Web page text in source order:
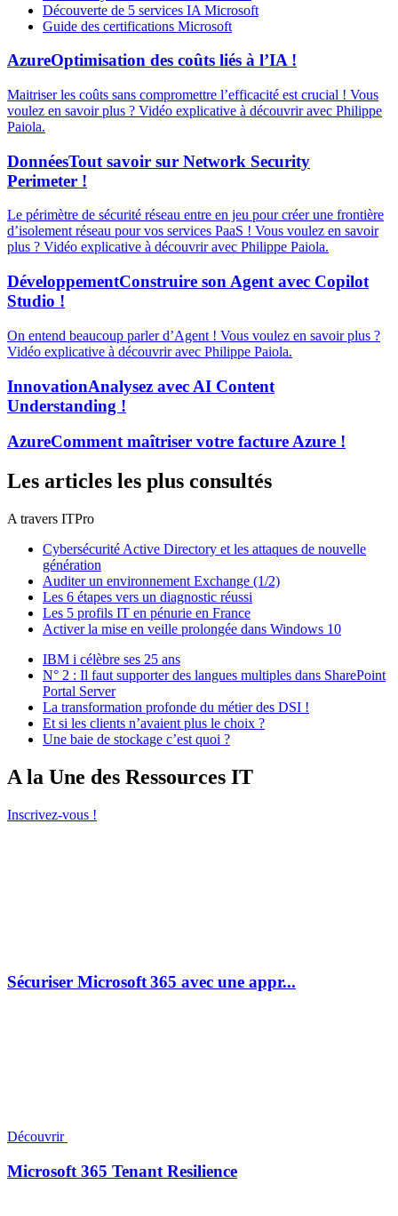
Découverte de 5 services IA Microsoft
Guide des certifications Microsoft
AzureOptimisation des coûts liés à l’IA !
Maitriser les coûts sans compromettre l’efficacité est crucial ! Vous
voulez en savoir plus ? Vidéo explicative à découvrir avec Philippe
Paiola.
DonnéesTout savoir sur Network Security
Perimeter !
Le périmètre de sécurité réseau entre en jeu pour créer une frontière
d’isolement réseau pour vos services PaaS ! Vous voulez en savoir
plus ? Vidéo explicative à découvrir avec Philippe Paiola.
DéveloppementConstruire son Agent avec Copilot
Studio !
On entend beaucoup parler d’Agent ! Vous voulez en savoir plus ?
Vidéo explicative à découvrir avec Philippe Paiola.
InnovationAnalysez avec AI Content
Understanding !
AzureComment maîtriser votre facture Azure !
Les articles les plus consultés
A travers ITPro
Cybersécurité Active Directory et les attaques de nouvelle
génération
Auditer un environnement Exchange (1/2)
Les 6 étapes vers un diagnostic réussi
Les 5 profils IT en pénurie en France
Activer la mise en veille prolongée dans Windows 10
IBM i célèbre ses 25 ans
N° 2 : Il faut supporter des langues multiples dans SharePoint
Portal Server
La transformation profonde du métier des DSI !
Et si les clients n’avaient plus le choix ?
Une baie de stockage c’est quoi ?
A la Une des Ressources IT
Inscrivez-vous !
Sécuriser Microsoft 365 avec une appr...
Découvrir
Microsoft 365 Tenant Resilience